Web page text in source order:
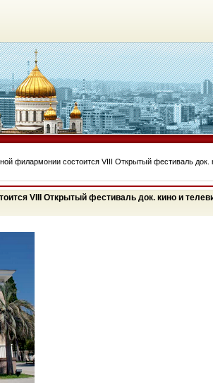
филармонии состоится VIII Открытый фестиваль док.
VIII Открытый фестиваль док. кино и